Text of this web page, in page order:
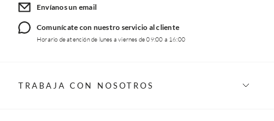
Envíanos un email
Comunícate con nuestro servicio al cliente
Horario de atención de lunes a viernes de 09:00 a 16:00
TRABAJA CON NOSOTROS